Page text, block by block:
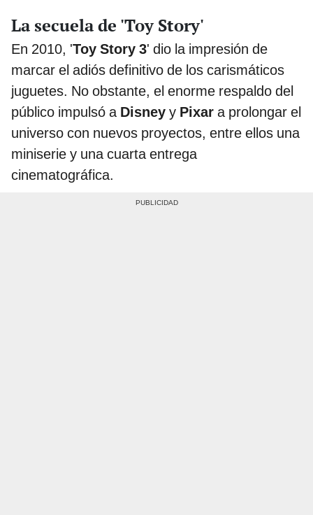
La secuela de 'Toy Story'
En 2010, 'Toy Story 3' dio la impresión de
marcar el adiós definitivo de los carismáticos
juguetes. No obstante, el enorme respaldo del
público impulsó a Disney y Pixar a prolongar el
universo con nuevos proyectos, entre ellos una
miniserie y una cuarta entrega
cinematográfica.